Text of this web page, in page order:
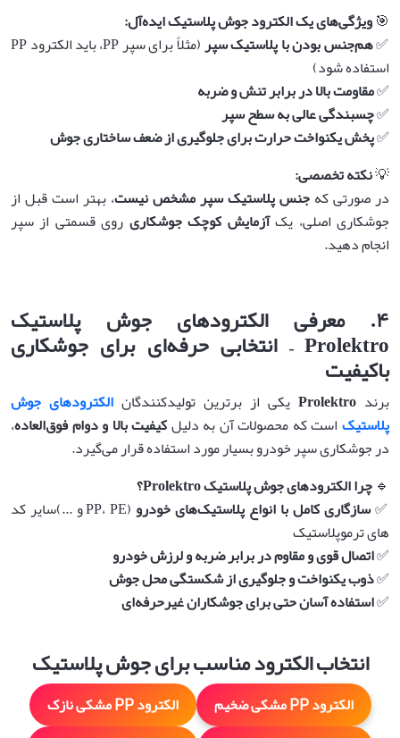
🎯ویژگی‌های یک الکترود جوش پلاستیک ایده‌آل:
✅هم‌جنس بودن با پلاستیک سپر
(مثلاً برای سپر PP، باید الکترود PP
استفاده شود)
✅مقاومت بالا در برابر تنش و ضربه
✅چسبندگی عالی به سطح سپر
✅پخش یکنواخت حرارت برای جلوگیری از ضعف ساختاری جوش
💡نکته تخصصی:
در صورتی کهجنس پلاستیک سپر مشخص نیست، بهتر است قبل از
جوشکاری اصلی، یکآزمایش کوچک جوشکاری روی قسمتی از سپر
انجام دهید.
۴.معرفی الکترودهای جوش پلاستیک
Prolektro – انتخابی حرفه‌ای برای جوشکاری
باکیفیت
برند Prolektro یکی از برترین تولیدکنندگان الکترودهای جوش
پلاستیکاست که محصولات آن به دلیلکیفیت بالا و دوام فوق‌العاده،
در جوشکاری سپر خودرو بسیار مورد استفاده قرار می‌گیرد.
🔹چرا الکترودهای جوش پلاستیک Prolektro؟
✅سازگاری کامل با انواع پلاستیک‌های خودرو
(PP، PE و ...)سایر کد
های ترموپلاستیک
✅اتصال قوی و مقاوم در برابر ضربه و لرزش خودرو
✅ذوب یکنواخت و جلوگیری از شکستگی محل جوش
✅استفاده آسان حتی برای جوشکاران غیرحرفه‌ای
انتخاب الکترود مناسب برای جوش پلاستیک
الکترود PP مشکی ضخیم
الکترود PP مشکی نازک